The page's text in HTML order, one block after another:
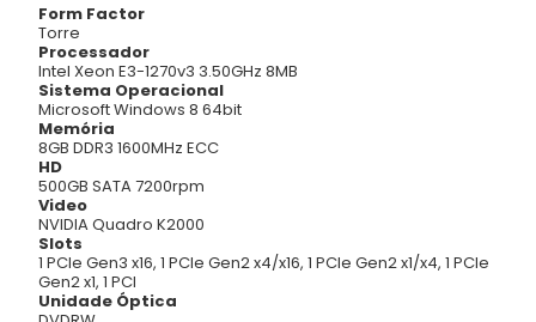
Form Factor
Torre
Processador
Intel Xeon E3-1270v3 3.50GHz 8MB
Sistema Operacional
Microsoft Windows 8 64bit
Memória
8GB DDR3 1600MHz ECC
HD
500GB SATA 7200rpm
Video
NVIDIA Quadro K2000
Slots
1 PCIe Gen3 x16, 1 PCIe Gen2 x4/x16, 1 PCIe Gen2 x1/x4, 1 PCIe
Gen2 x1, 1 PCI
Unidade Óptica